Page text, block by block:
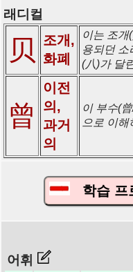
래디컬
贝
조개,
화폐
이는 조개
용되던 소
(八)가 달
曾
이전
의,
과거
의
이 부수(
으로 이
학습 프
어휘